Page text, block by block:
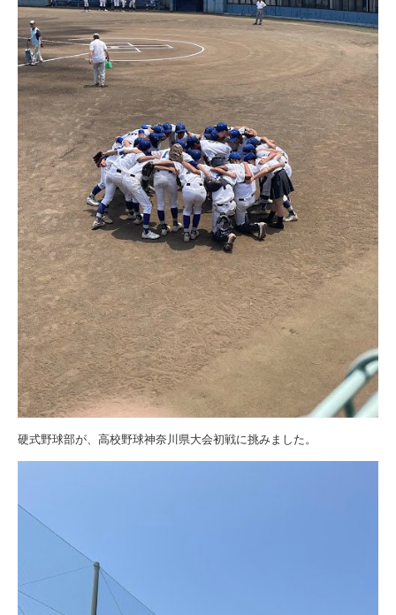
硬式野球部が、高校野球神奈川県大会初戦に挑みました。